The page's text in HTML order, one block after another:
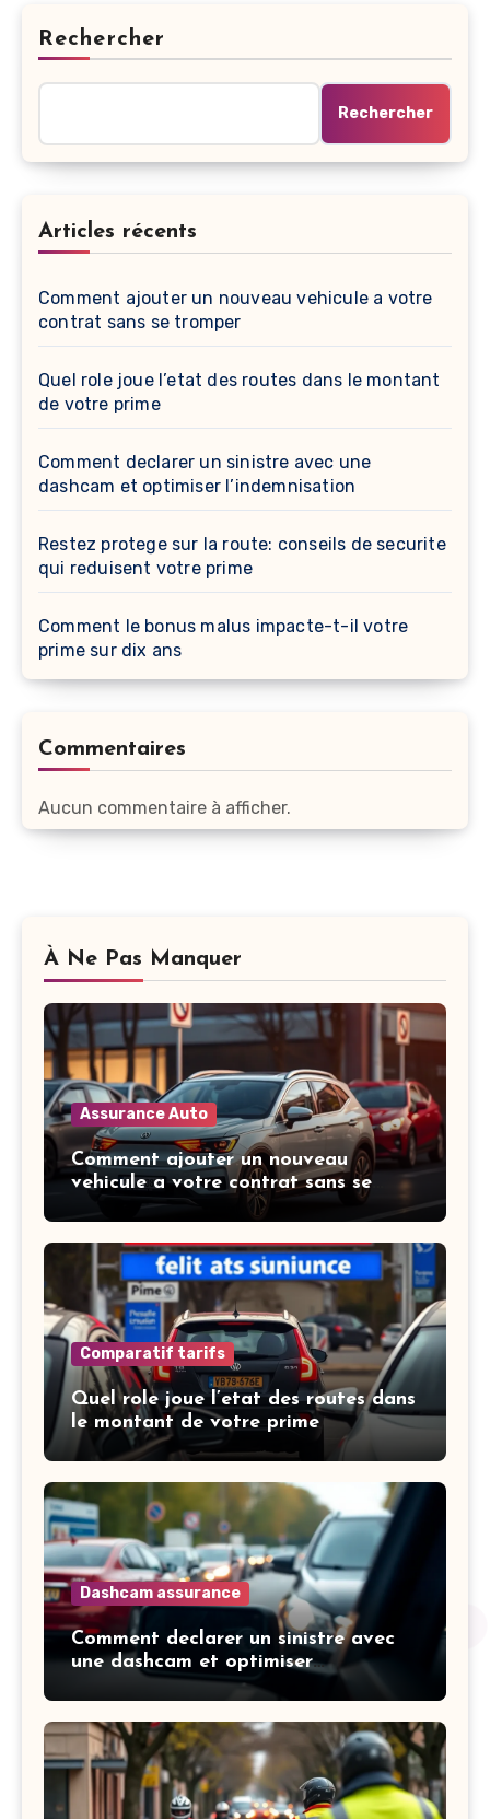
Rechercher
Rechercher
Articles récents
Comment ajouter un nouveau vehicule a votre
contrat sans se tromper
Quel role joue l’etat des routes dans le montant
de votre prime
Comment declarer un sinistre avec une
dashcam et optimiser l’indemnisation
Restez protege sur la route: conseils de securite
qui reduisent votre prime
Comment le bonus malus impacte-t-il votre
prime sur dix ans
Commentaires
Aucun commentaire à afficher.
À Ne Pas Manquer
Assurance Auto
Comment ajouter un nouveau
vehicule a votre contrat sans se
tromper
Comparatif tarifs
Quel role joue l’etat des routes dans
le montant de votre prime
Dashcam assurance
Comment declarer un sinistre avec
une dashcam et optimiser
l’indemnisation